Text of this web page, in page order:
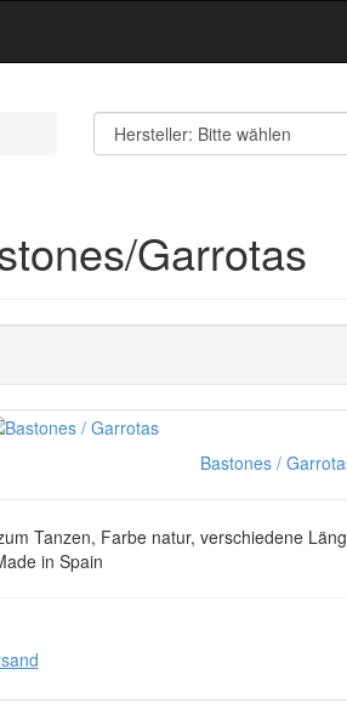
Garrotas
Bastones /
Tanzen, Farbe natur, verschiedene
in Spain